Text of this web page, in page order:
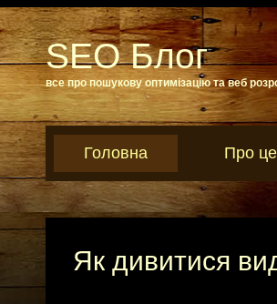
SEO Блог
все про пошукову оптимізацію та веб
Головна Про
Як дивитися